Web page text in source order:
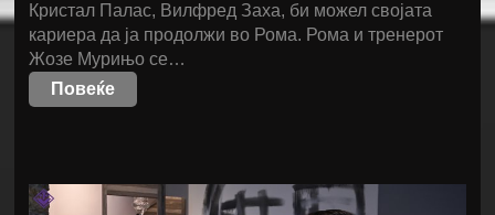
Кристал Палас, Вилфред Заха, би можел својата
кариера да ја продолжи во Рома. Рома и тренерот
Жозе Мурињо се…
Повеќе